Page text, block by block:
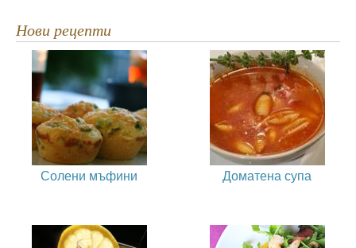
Нови рецепти
Солени мъфини Доматена супа